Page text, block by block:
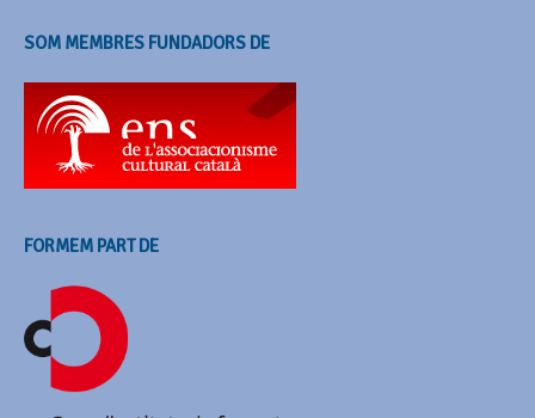
SOM MEMBRES FUNDADORS DE
FORMEM PART DE